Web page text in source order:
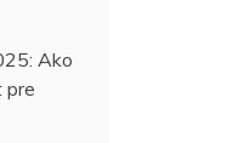
Ako
pre